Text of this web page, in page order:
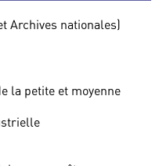
Archives nationales)
la petite et moyenne